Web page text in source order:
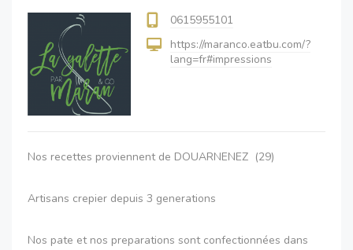
0615955101
https://maranco.eatbu.com/?
lang=fr#impressions
Nos recettes proviennent de DOUARNENEZ (29)
Artisans crepier depuis 3 generations
Nos pate et nos preparations sont confectionnées dans